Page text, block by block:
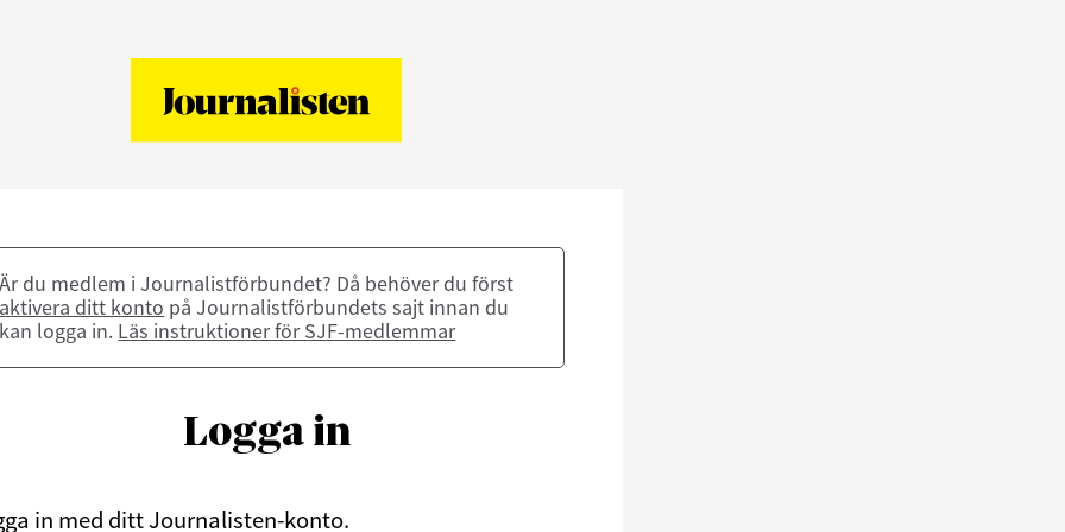
Är du medlem i Journalistförbundet? Då behöver du först
aktivera ditt konto på Journalistförbundets sajt innan du
kan logga in. Läs instruktioner för SJF-medlemmar
Logga in
in med ditt Journalisten-konto.